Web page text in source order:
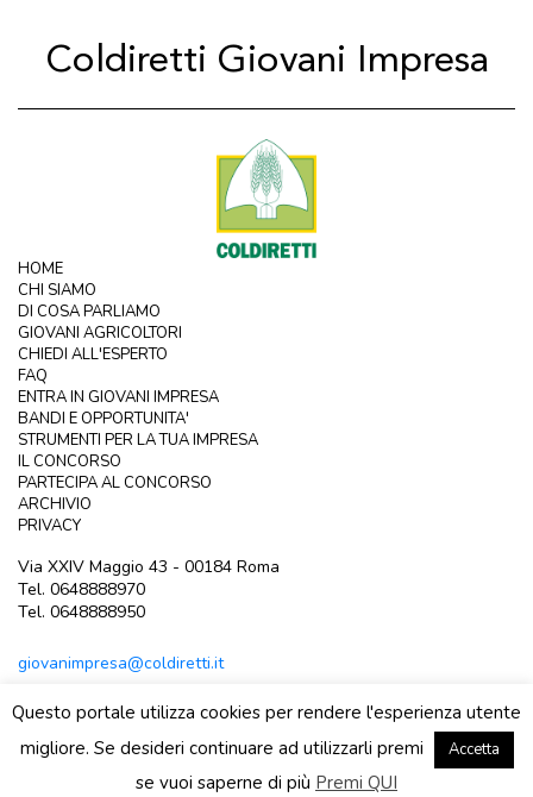
Coldiretti Giovani Impresa
HOME
CHI SIAMO
DI COSA PARLIAMO
GIOVANI AGRICOLTORI
CHIEDI ALL'ESPERTO
FAQ
ENTRA IN GIOVANI IMPRESA
BANDI E OPPORTUNITA'
STRUMENTI PER LA TUA IMPRESA
IL CONCORSO
PARTECIPA AL CONCORSO
ARCHIVIO
PRIVACY
Via XXIV Maggio 43 - 00184 Roma
Tel. 0648888970
Tel. 0648888950
giovanimpresa@coldiretti.it
Questo portale utilizza cookies per rendere l'esperienza utente
migliore. Se desideri continuare ad utilizzarli premi
Accetta
se vuoi saperne di più Premi QUI